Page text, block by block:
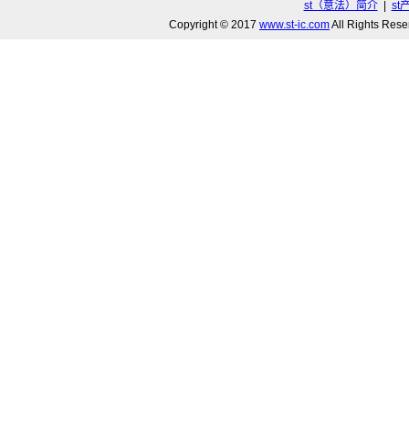
st（意法）简介| st
Copyright © 2017 www.st-ic.comAll Rights